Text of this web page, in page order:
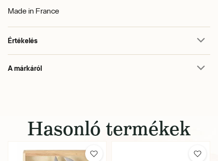
Made in France
Értékelés
A márkáról
Hasonló termékek